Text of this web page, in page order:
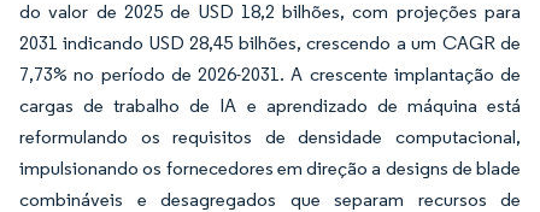
do valor de 2025 de USD 18,2 bilhões, com projeções para
2031 indicando USD 28,45 bilhões, crescendo a um CAGR de
7,73% no período de 2026-2031. A crescente implantação de
cargas de trabalho de IA e aprendizado de máquina está
reformulando os requisitos de densidade computacional,
impulsionando os fornecedores em direção a designs de blade
combináveis e desagregados que separam recursos de